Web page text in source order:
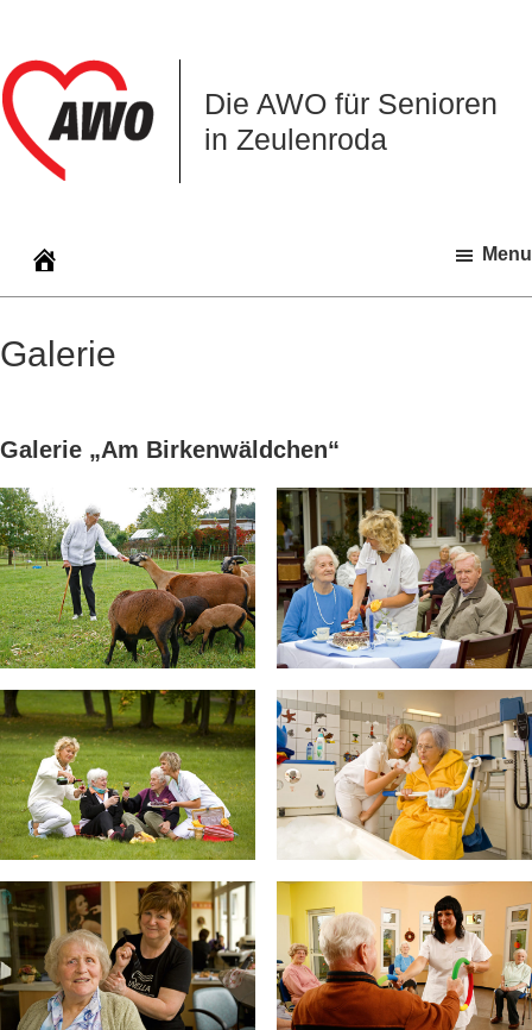
springen
springen
springen
Die AWO für Senioren
in Zeulenroda
Menu
Galerie
Galerie „Am Birkenwäldchen“